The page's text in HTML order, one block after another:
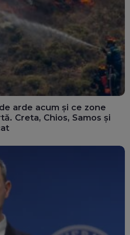
arde acum și ce zone
Creta, Chios, Samos și